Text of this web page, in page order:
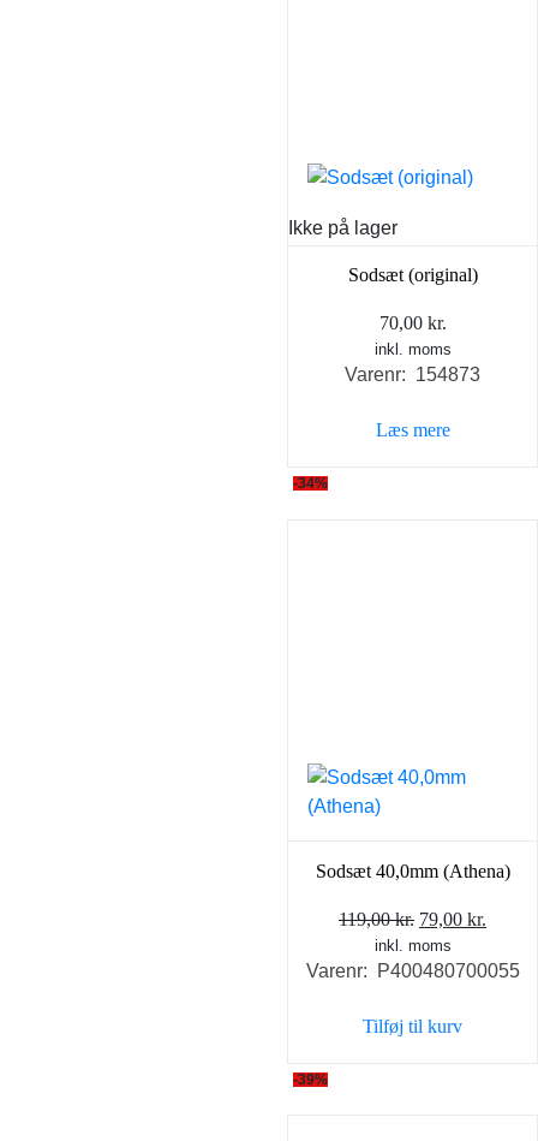
Ikke på lager
Sodsæt (original)
70,00 kr.
inkl. moms
Varenr: 154873
Læs mere
-34%
Sodsæt 40,0mm (Athena)
119,00kr. Den
oprindelige
pris
119,00 kr..
79,00 kr.
pris
inkl. moms
Varenr: P400480700055
Tilføj til kurv
-39%